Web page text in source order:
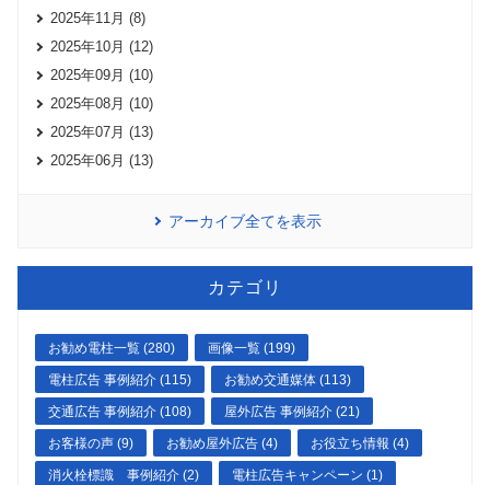
2025年11月 (8)
2025年10月 (12)
2025年09月 (10)
2025年08月 (10)
2025年07月 (13)
2025年06月 (13)
アーカイブ全てを表示
カテゴリ
お勧め電柱一覧 (280) 画像一覧 (199)
電柱広告 事例紹介 (115) お勧め交通媒体 (113)
交通広告 事例紹介 (108) 屋外広告 事例紹介 (21)
お客様の声 (9) お勧め屋外広告 (4) お役立ち情報 (4)
消火栓標識 事例紹介 (2) 電柱広告キャンペーン (1)